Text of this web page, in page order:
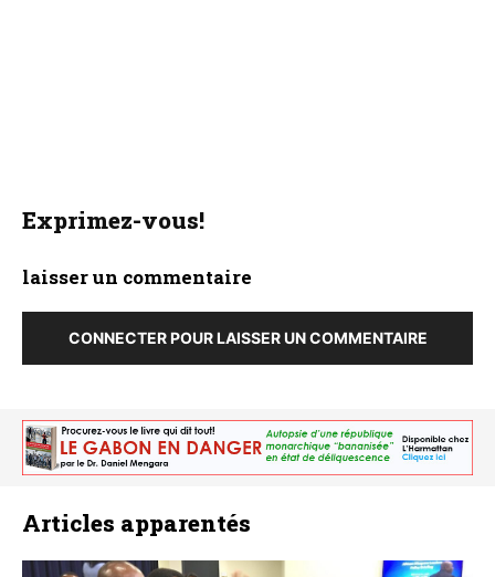
Exprimez-vous!
laisser un commentaire
CONNECTER POUR LAISSER UN COMMENTAIRE
Articles apparentés